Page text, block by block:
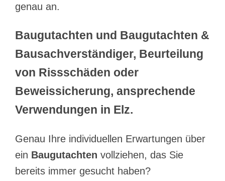
genau an.
Baugutachten und Baugutachten &
Bausachverständiger, Beurteilung
von Rissschäden oder
Beweissicherung, ansprechende
Verwendungen in Elz.
Genau Ihre individuellen Erwartungen über
ein Baugutachten vollziehen, das Sie
bereits immer gesucht haben?